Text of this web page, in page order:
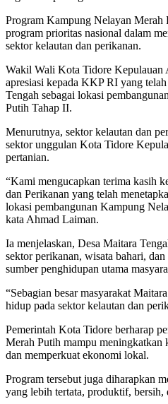
Program Kampung Nelayan Merah
program prioritas nasional dalam
sektor kelautan dan perikanan.
Wakil Wali Kota Tidore Kepulauan
apresiasi kepada KKP RI yang
Tengah sebagai lokasi
Putih Tahap II.
Menurutnya, sektor kelautan dan
sektor unggulan Kota Tidore
pertanian.
“Kami mengucapkan terima kasih
dan Perikanan yang telah
lokasi pembangunan Kampung
kata Ahmad Laiman.
Ia menjelaskan, Desa Maitara
sektor perikanan, wisata bahari,
sumber penghidupan utama
“Sebagian besar masyarakat
hidup pada sektor kelautan dan
Pemerintah Kota Tidore berharap
Merah Putih mampu meningkatkan
dan memperkuat ekonomi lokal.
Program tersebut juga diharapkan
yang lebih tertata, produktif, bersih,